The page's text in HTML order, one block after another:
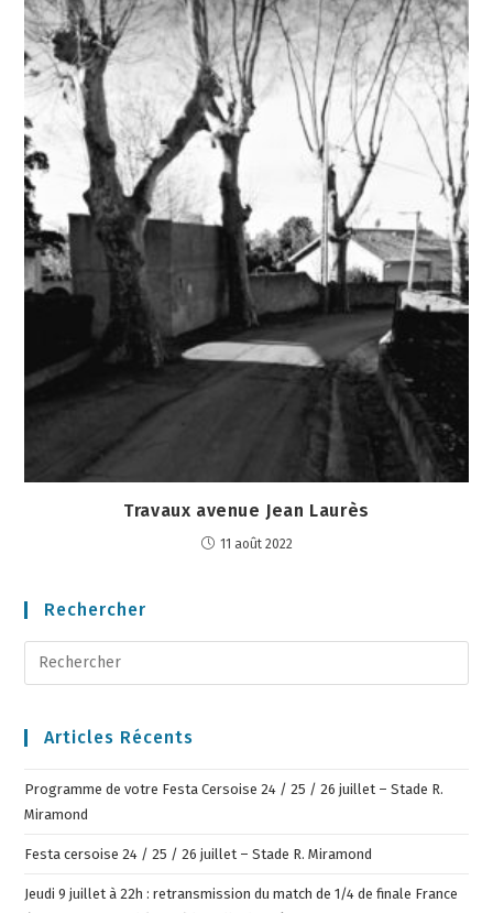
Travaux avenue Jean Laurès
11 août 2022
Rechercher
Articles Récents
Programme de votre Festa Cersoise 24 / 25 / 26 juillet – Stade R.
Miramond
Festa cersoise 24 / 25 / 26 juillet – Stade R. Miramond
Jeudi 9 juillet à 22h : retransmission du match de 1/4 de finale France